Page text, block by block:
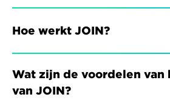
Hoe werkt JOIN?
Wat zijn de voordelen van
van JOIN?